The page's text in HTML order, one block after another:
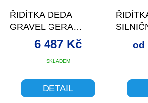
M
A
ŘIDÍTKA DEDA
GRAVEL GERA
CARBON
SKLADEM
6 487 Kč
DETAIL
TEAM
od